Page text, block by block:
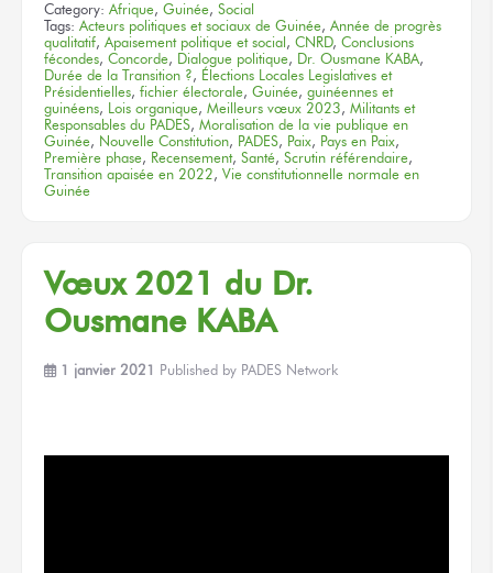
Category: Afrique, Guinée, Social
Tags: Acteurs politiques et sociaux de Guinée, Année de progrès
qualitatif, Apaisement politique et social , CNRD, Conclusions
fécondes, Concorde, Dialogue politique, Dr. Ousmane KABA,
Durée de la Transition ?, Élections Locales Legislatives et
Présidentielles, fichier électorale, Guinée, guinéennes et
guinéens, Lois organique, Meilleurs vœux 2023, Militants et
Responsables du PADES, Moralisation de la vie publique en
Guinée, Nouvelle Constitution, PADES, Paix, Pays en Paix,
Première phase, Recensement, Santé, Scrutin référendaire,
Transition apaisée en 2022, Vie constitutionnelle normale en
Guinée
Vœux 2021 du Dr.
Ousmane KABA
1 janvier 2021 Published by PADES Network